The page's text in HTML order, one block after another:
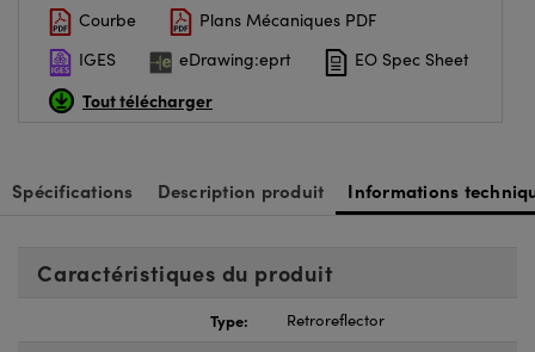
de SCHOTT
Courbe
Plans Mécaniques PDF
IGES
eDrawing:eprt EO Spec Sheet
Tout télécharger
Spécifications Description produit Informations
Caractéristiques du produit
Type: Retroreflector